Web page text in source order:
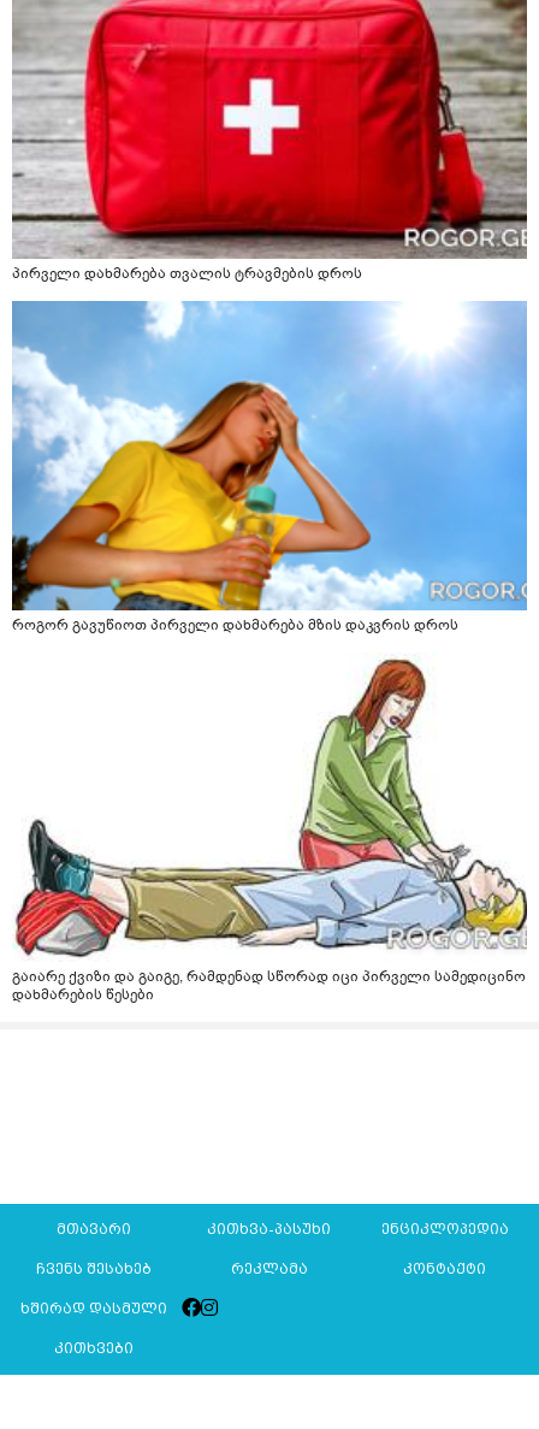
პირველი დახმარება თვალის ტრავმების დროს
როგორ გავუწიოთ პირველი დახმარება მზის დაკვრის დროს
გაიარე ქვიზი და გაიგე, რამდენად სწორად იცი პირველი სამედიცინო
დახმარების წესები
მთავარი კითხვა-პასუხი ენციკლოპედია
ჩვენს შესახებ რეკლამა კონტაქტი
ხშირად დასმული
კითხვები